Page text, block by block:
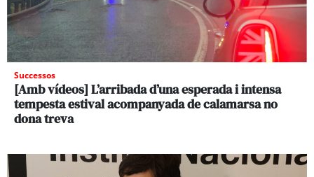
Successos
[Amb vídeos] L’arribada d’una esperada i intensa
tempesta estival acompanyada de calamarsa no
dona treva